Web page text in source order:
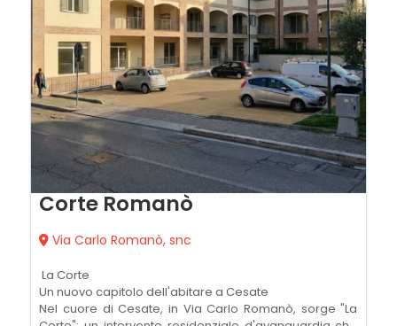
Corte Romanò
Via Carlo Romanò, snc
 La Corte 
Un nuovo capitolo dell'abitare a Cesate
Nel cuore di Cesate, in Via Carlo Romanò, sorge "La